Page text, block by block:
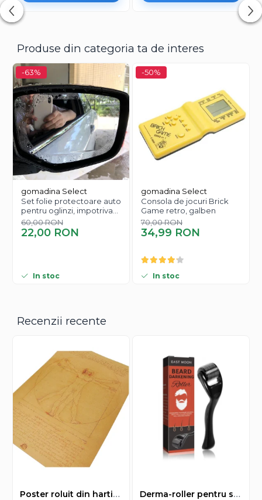
Produse din categoria ta de interes
-63%
gomadina Select
Set folie protectoare auto
pentru oglinzi, impotriva
apei si aburului, Film
Protect
60,00 RON
22,00 RON
In stoc
-50%
gomadina Select
Consola de jocuri Brick
Game retro, galben
70,00 RON
34,99 RON
In stoc
Recenzii recente
Poster roluit din hartie Leonardo Da Vinci, Vitruvian Man, vintage, 51x35 cm Derma-roller pentru stimularea cresterii parului, scalp si barba, Beard Roller